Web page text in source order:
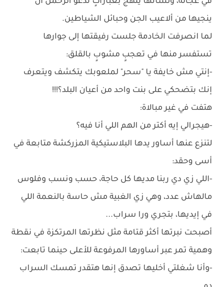
ينجيها من ألاعيب الجن وحبائل الشياطين.
لما انصرفت الخادمة جلست رفيقتها إلى جوارها
تستفسر منها في تعجبٍ مشوبٍ بالقلق:
-إنتي مش خايفة يا "سحر" لملعوبك يتكشف ويتعرف
إنك بتضحكي على بنت واحد من أعيان البلد؟!!!
هتفت في غير مبالاة:
-هيجرالي إيه أكتر من الهم اللي أنا فيه؟
لتنزع عنها أساور يدها البلاستيكية المزركشة متابعة في
أسى وحقد:
-اللي زي دي ربنا مديها كل حاجة، حسب ونسب وفلوس
مالهاش عدد، وهي زي الغبية مش حاسة بالنعمة اللي
في إيديها، بتجري ورا سراب...
أصبحت نبرتها أكثر قتامة مثل نظرتها المرتكزة في نقطة
وهمية تمر عبر أساورها المرفوعة للأعلى حينما تابعت:
-وأنا شغلتي أخليها تصدق إنها هتقدر تمسك السراب